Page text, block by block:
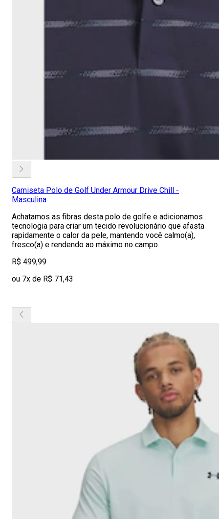
Camiseta Polo de Golf Under Armour Drive Chill -
Masculina
Achatamos as fibras desta polo de golfe e adicionamos
tecnologia para criar um tecido revolucionário que afasta
rapidamente o calor da pele, mantendo você calmo(a),
fresco(a) e rendendo ao máximo no campo.
R$ 499,99
ou 7x de R$ 71,43